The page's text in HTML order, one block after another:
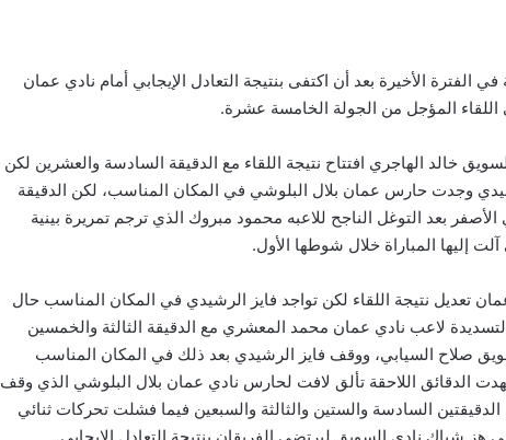
الأخيرة بعد أن اكتفى بنتيجة التعادل الإيجابي أمام نادي عمان
خالد الهاجري افتتاح نتيجة اللقاء مع الدقيقة السادسة والعشرين لكن
وجدت حارس عمان بلال البلوشي في المكان المناسب، لكن الدقيقة
الأصفر بعد التوغل الناجح للاعبه محمود مبروك الذي ترجم تمريرة بينية
إليها المباراة خلال شوطها الأول.
تعديل نتيجة اللقاء لكن تواجد فايز الرشيدي في المكان المناسب حال
لاعب نادي عمان محمد المعشري مع الدقيقة الثالثة والخمسين
صلاح السيابي، ووقف فايز الرشيدي بعد ذلك في المكان المناسب
الدقائق اللاحقة تألق لافت لحارس نادي عمان بلال البلوشي الذي وقف
السادسة والستين والثالثة والسبعين فيما فشلت تحركات ثنائي